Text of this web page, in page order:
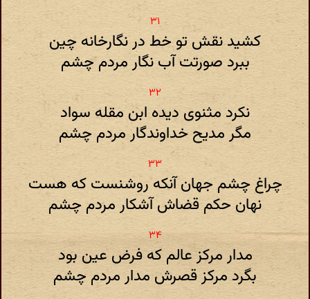
کشید نقش تو خط در نگارخانه چین
ببرد صورتت آب نگار مردم چشم
نکرد مثنوی دیده ابن مقله سواد
مگر مدیح خداوندگار مردم چشم
چراغ چشم جهان آنکه روشنست که هست
نهان حکم قضاش آشکار مردم چشم
مدار مرکز عالم که فرض عین بود
بگرد مرکز قصرش مدار مردم چشم